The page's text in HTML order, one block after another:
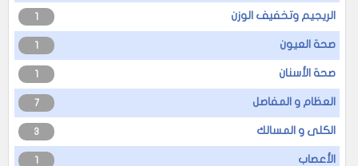
الريجيم وتخفيف الوزن 1
صحة العيون 1
صحة الأسنان 1
العظام و المفاصل 7
الكلى و المسالك 3
الأعصاب 1